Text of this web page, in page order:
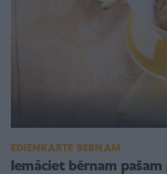
ĒDIENKARTE BĒRNAM
Iemāciet bērnam